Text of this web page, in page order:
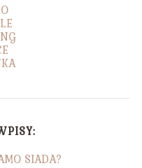
SIADA?